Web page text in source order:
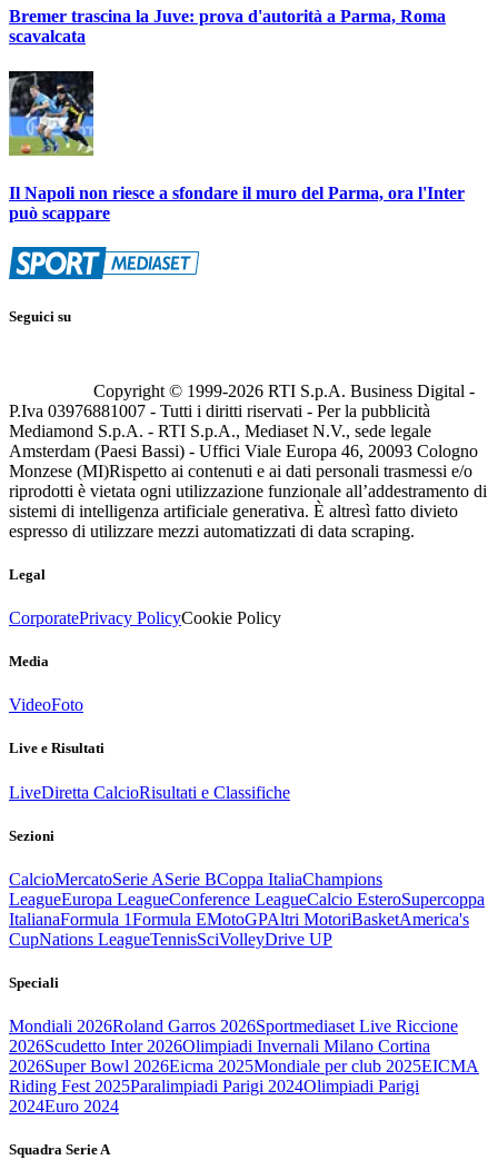
Bremer trascina la Juve: prova d'autorità a Parma, Roma
scavalcata
Il Napoli non riesce a sfondare il muro del Parma, ora l'Inter
può scappare
Seguici su
Copyright © 1999-2026 RTI S.p.A. Business Digital -
P.Iva 03976881007 - Tutti i diritti riservati - Per la pubblicità
Mediamond S.p.A. - RTI S.p.A., Mediaset N.V., sede legale
Amsterdam (Paesi Bassi) - Uffici Viale Europa 46, 20093 Cologno
Monzese (MI)Rispetto ai contenuti e ai dati personali trasmessi e/o
riprodotti è vietata ogni utilizzazione funzionale all’addestramento di
sistemi di intelligenza artificiale generativa. È altresì fatto divieto
espresso di utilizzare mezzi automatizzati di data scraping.
Legal
CorporatePrivacy PolicyCookie Policy
Media
VideoFoto
Live e Risultati
LiveDiretta CalcioRisultati e Classifiche
Sezioni
CalcioMercatoSerie ASerie BCoppa ItaliaChampions
LeagueEuropa LeagueConference LeagueCalcio EsteroSupercoppa
ItalianaFormula 1Formula EMotoGPAltri MotoriBasketAmerica's
CupNations LeagueTennisSciVolleyDrive UP
Speciali
Mondiali 2026Roland Garros 2026Sportmediaset Live Riccione
2026Scudetto Inter 2026Olimpiadi Invernali Milano Cortina
2026Super Bowl 2026Eicma 2025Mondiale per club 2025EICMA
Riding Fest 2025Paralimpiadi Parigi 2024Olimpiadi Parigi
2024Euro 2024
Squadra Serie A